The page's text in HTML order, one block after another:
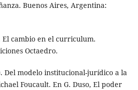
Buenos Aires, Argentina:
El cambio en el curriculum.
Octaedro.
Del modelo institucional-jurídico a la
Foucault. En G. Duso, El poder